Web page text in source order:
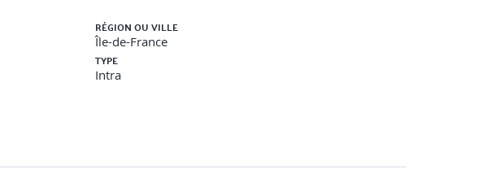
RÉGION OU VILLE
Île-de-France
TYPE
Intra